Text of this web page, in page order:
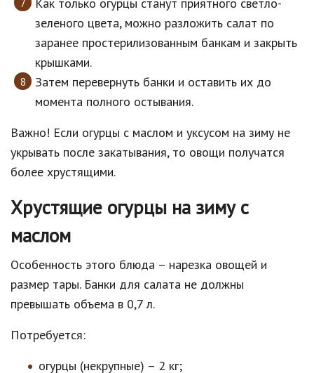
Как только огурцы станут приятного светло-
зеленого цвета, можно разложить салат по
заранее простерилизованным банкам и закрыть
крышками.
Затем перевернуть банки и оставить их до
момента полного остывания.
Важно! Если огурцы с маслом и уксусом на зиму не
укрывать после закатывания, то овощи получатся
более хрустящими.
Хрустящие огурцы на зиму с
маслом
Особенность этого блюда – нарезка овощей и
размер тары. Банки для салата не должны
превышать объема в 0,7 л.
Потребуется:
огурцы (некрупные) – 2 кг;